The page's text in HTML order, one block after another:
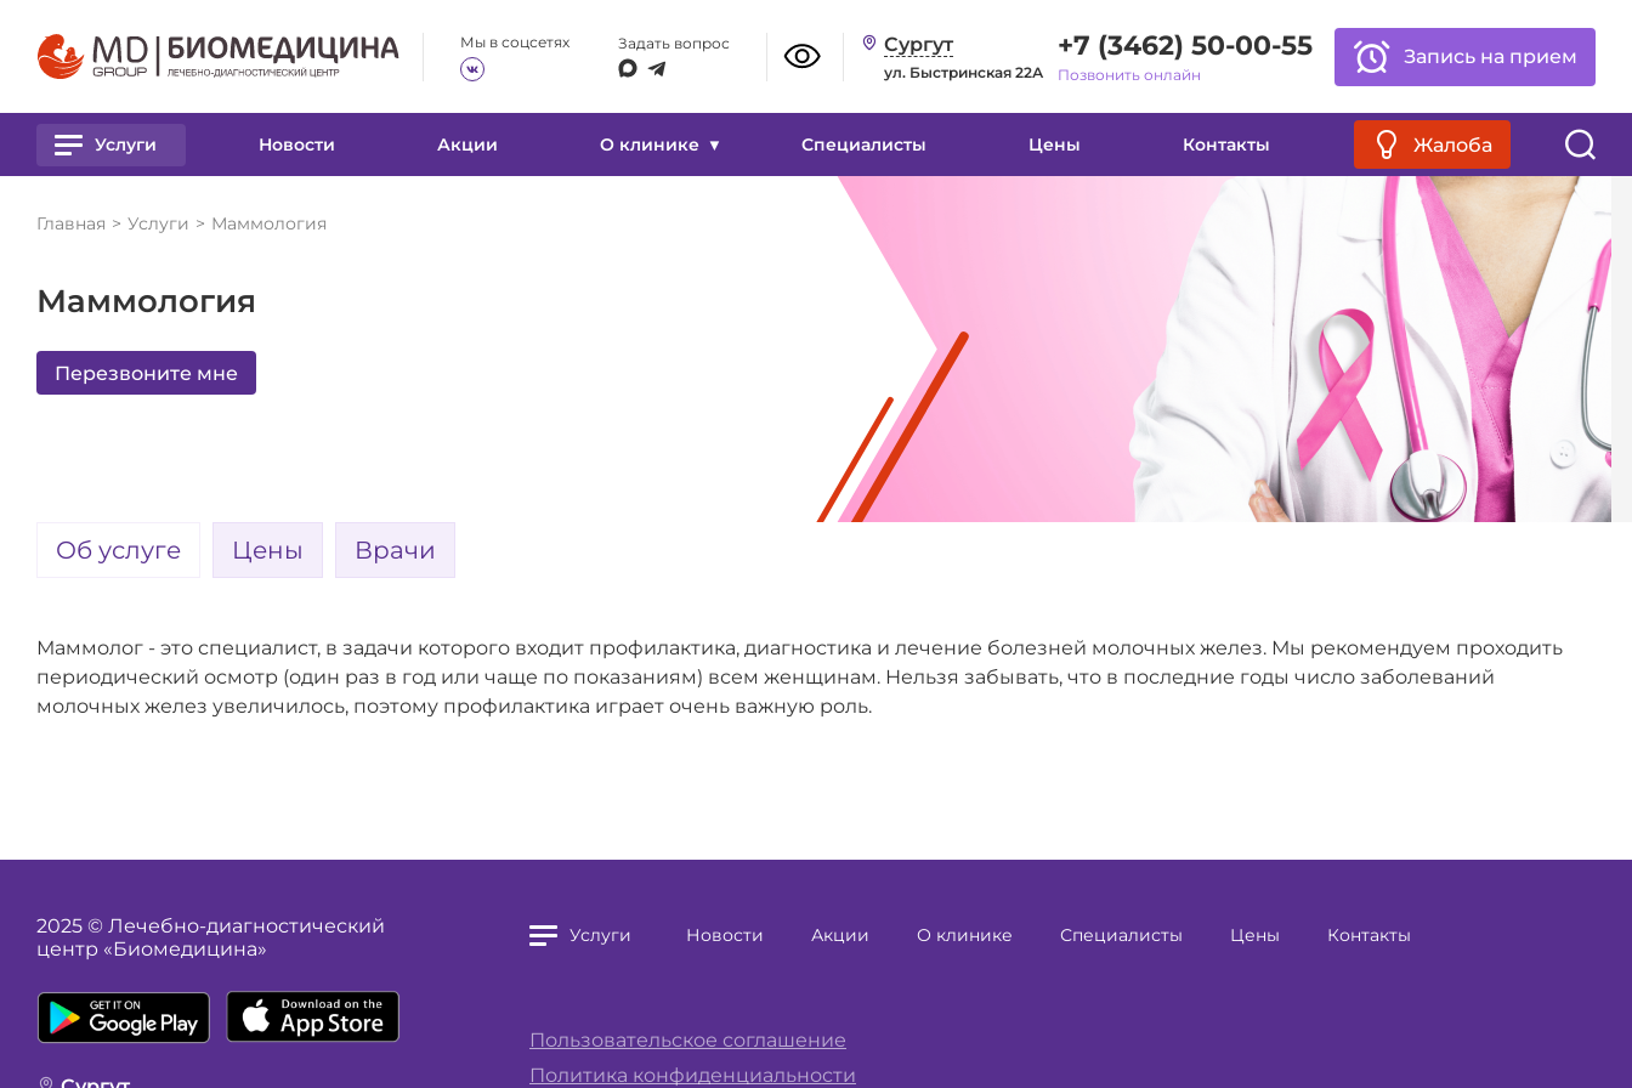
Размер шрифта
А А А
Цвет
А
Изображение
Вкл
Выкл Обычная версия
Мы в соцсетях Задать вопрос Сургут
ул. Быстринская 22А
+7 (3462) 50-00-55
Позвонить онлайн
Запись на прием
Услуги Новости Акции О клинике Специалисты Цены Контакты Жалоба
Главная Услуги Маммология
Маммология
Перезвоните мне
Об услуге Цены Врачи
Маммолог - это специалист, в задачи которого входит профилактика, диагностика и лечение болезней молочных желез. Мы рекомендуем проходить
периодический осмотр (один раз в год или чаще по показаниям) всем женщинам. Нельзя забывать, что в последние годы число заболеваний
молочных желез увеличилось, поэтому профилактика играет очень важную роль.
2025 © Лечебно-диагностический
центр «Биомедицина»
Услуги Новости Акции О клинике Специалисты Цены Контакты
Пользовательское соглашение
Политика конфиденциальности